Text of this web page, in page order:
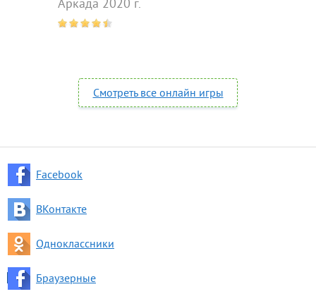
Аркада 2020 г.
Смотреть все онлайн игры
Facebook
ВКонтакте
Одноклассники
Браузерные